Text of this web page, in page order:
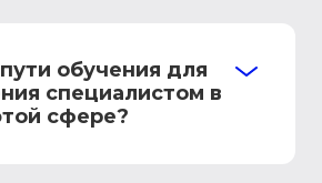
обучения для
специалистом в
сфере?